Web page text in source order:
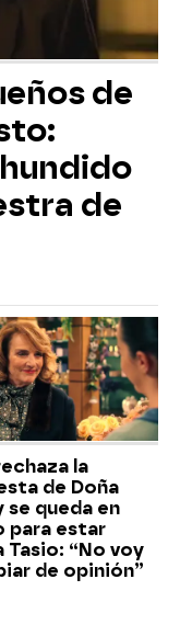
de
de
la
de Doña
se queda en
para estar
Tasio: “No voy
de opinión”